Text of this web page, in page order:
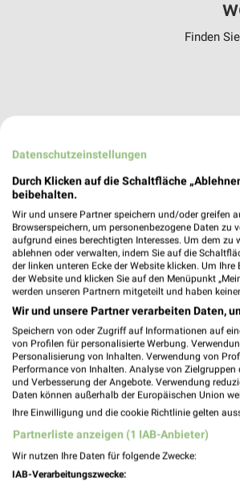
Finden
Posten-Börse Bad
49186 Bad Iburg
Datenschutzeinstellungen
Durch Klicken auf die Schaltfläche
beibehalten.
Wir und unsere Partner speichern und/oder greifen
Browserspeichern, um personenbezogene Daten zu
aufgrund eines berechtigten Interesses. Um dem zu
ablehnen oder verwalten, indem Sie auf die
der linken unteren Ecke der Website klicken. Um
der Website und klicken Sie auf den Menüpunkt
werden unseren Partnern mitgeteilt und haben
Wir und unsere Partner verarbeiten Daten,
Speichern von oder Zugriff auf Informationen auf
von Profilen für personalisierte Werbung.
Personalisierung von Inhalten. Verwendung von
Performance von Inhalten. Analyse von
und Verbesserung der Angebote. Verwendung
Daten können außerhalb der Europäischen Union
Ihre Einwilligung und die cookie Richtlinie gelten
Partnerliste anzeigen (1 IAB-Anbieter)
Wir nutzen Ihre Daten für folgende Zwecke:
IAB-Verarbeitungszwecke: